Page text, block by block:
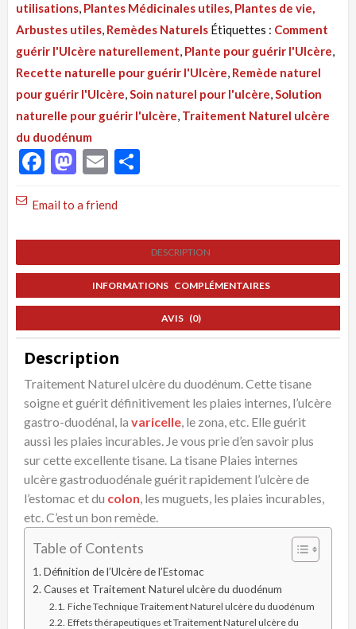
Plaies
Internes Ulcère
de
l'estomac,
Traitement
Naturel
utilisations, Plantes Médicinales utiles, Plantes de vie,
Arbustes utiles, Remèdes Naturels Étiquettes : Comment
guérir l'Ulcère naturellement, Plante pour guérir l'Ulcère,
Recette naturelle pour guérir l'Ulcère, Remède naturel
pour guérir l'Ulcère,Soin naturel pour l'ulcère,Solution
naturelle pour guérir l'ulcère, Traitement Naturel ulcère
du duodénum
Facebook
Mastodon
Email
Email to a friend
DESCRIPTION
INFORMATIONS COMPLÉMENTAIRES
AVIS (0)
Description
Traitement Naturel ulcère du duodénum. Cette tisane
soigne et guérit définitivement les plaies internes, l’ulcère
gastro-duodénal, la varicelle , le zona, etc. Elle guérit
aussi les plaies incurables. Je vous prie d’en savoir plus
sur cette excellente tisane. La tisane Plaies internes
ulcère gastroduodénale guérit rapidement l’ulcère de
l’estomac et du colon , les muguets, les plaies incurables,
etc. C’est un bon remède.
Table of Contents
Définition de l’Ulcère de l’Estomac
Causes et Traitement Naturel ulcère du duodénum
Fiche Technique Traitement Naturel ulcère du duodénum
Effets thérapeutiques et Traitement Naturel ulcère du